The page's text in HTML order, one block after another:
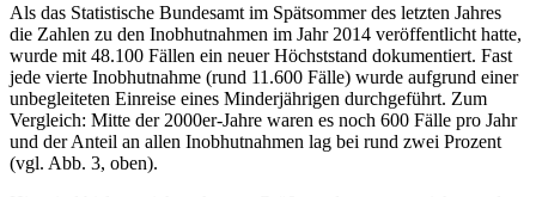
Als das Statistische Bundesamt im Spätsommer des letzten Jahres
die Zahlen zu den Inobhutnahmen im Jahr 2014 veröffentlicht hatte,
wurde mit 48.100 Fällen ein neuer Höchststand dokumentiert. Fast
jede vierte Inobhutnahme (rund 11.600 Fälle) wurde aufgrund einer
unbegleiteten Einreise eines Minderjährigen durchgeführt. Zum
Vergleich: Mitte der 2000er-Jahre waren es noch 600 Fälle pro Jahr
und der Anteil an allen Inobhutnahmen lag bei rund zwei Prozent
(vgl. Abb. 3, oben).